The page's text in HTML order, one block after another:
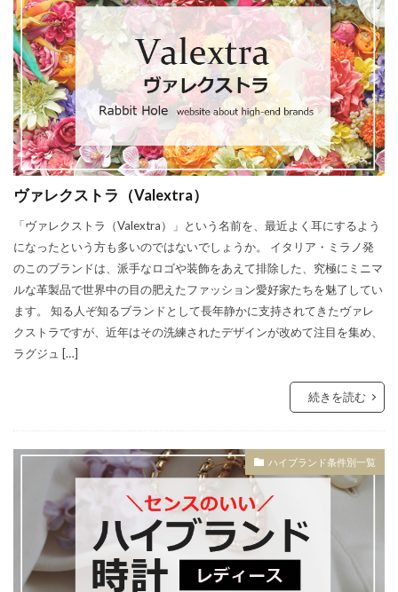
ヴァレクストラ（Valextra）
「ヴァレクストラ（Valextra）」という名前を、最近よく耳にするよう
になったという方も多いのではないでしょうか。 イタリア・ミラノ発
のこのブランドは、派手なロゴや装飾をあえて排除した、究極にミニマ
ルな革製品で世界中の目の肥えたファッション愛好家たちを魅了してい
ます。 知る人ぞ知るブランドとして長年静かに支持されてきたヴァレ
クストラですが、近年はその洗練されたデザインが改めて注目を集め、
ラグジュ […]
続きを読む
ハイブランド条件別一覧